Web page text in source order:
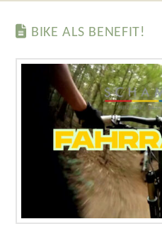
BIKE ALS BENEFIT!